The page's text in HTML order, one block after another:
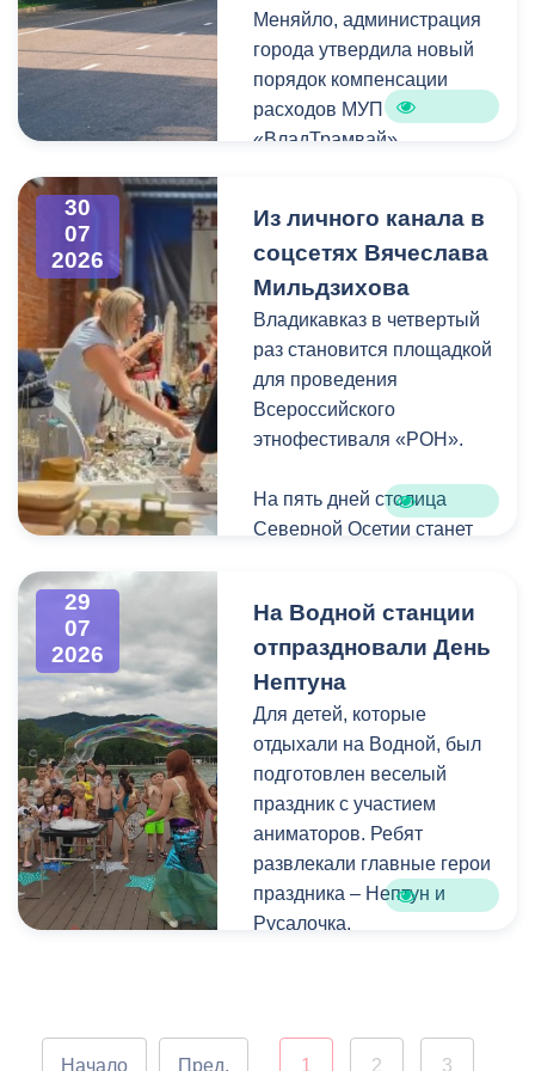
преобразования
набережной Терека как
главной прогулочной зоны
Владикавказа.
Колхидова и руководителя
Северо-Осетинского
отделения студенческих
отрядов Олега Габараева
и всех неравнодушных
гуманитарной помощи для
бойцов.
Мой канал в Макс.
Меняйло, администрация
города утвердила новый
порядок компенсации
расходов МУП
«ВладТрамвай».
проездной, необходимо
сдать фотографию 3×4 в
администрацию своей
школы. Проездной будет
действовать до конца
календарного года.
Пользоваться проездным
удостоверением может
которого он оформлен.
Владикавказа обещала,
что льгота сохранится и
будет предоставляться в
рамках нового
нормативного порядка.
Изменения были связаны
с тем, что в начале 2026
года полномочия по
организации
пассажирских перевозок
перешли в
30
07
2026
Из личного канала в
соцсетях Вячеслава
Мильдзихова
Владикавказ в четвертый
раз становится площадкой
для проведения
Всероссийского
этнофестиваля «РОН».
На пять дней столица
Северной Осетии станет
богатейшее культурное
наследие нашей великой
России.
29
07
2026
На Водной станции
отпраздновали День
Нептуна
Для детей, которые
отдыхали на Водной, был
подготовлен веселый
праздник с участием
аниматоров. Ребят
развлекали главные герои
праздника – Нептун и
Русалочка.
Цгоев, празднование Дня
Начало Пред. 1 2 3